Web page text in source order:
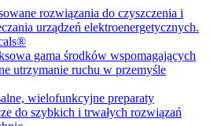
rozwiązania do czyszczenia i
urządzeń elektroenergetycznych.
gama środków wspomagających
utrzymanie ruchu w przemyśle
wielofunkcyjne preparaty
do szybkich i trwałych rozwiązań